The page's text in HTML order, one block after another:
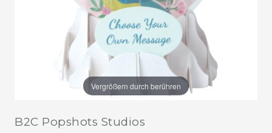
Vergrößern durch berühren
B2C Popshots Studios